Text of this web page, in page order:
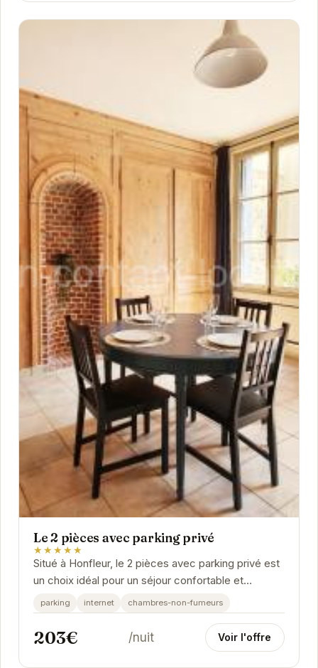
Le 2 pièces avec parking privé
★★★★★
Situé à Honfleur, le 2 pièces avec parking privé est
un choix idéal pour un séjour confortable et
pratique. Proche des attractions locales, il...
parking internet chambres-non-fumeurs
203€ /nuit Voir l'offre